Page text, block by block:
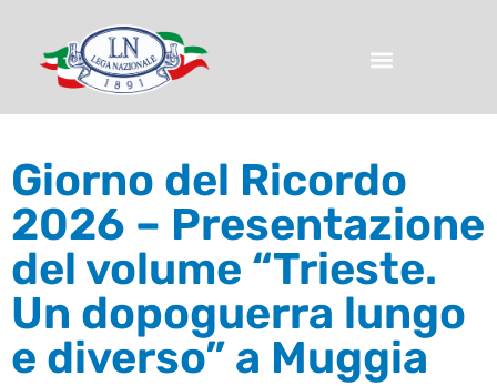
Giorno del Ricordo
2026 – Presentazione
del volume “Trieste.
Un dopoguerra lungo
e diverso” a Muggia